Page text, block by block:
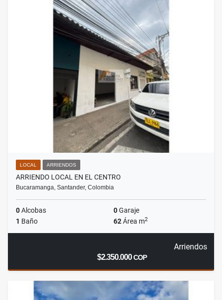
LOCAL ARRIENDOS
ARRIENDO LOCAL EN EL CENTRO
Bucaramanga, Santander, Colombia
0Alcobas 0Garaje
1 Baño 62Área m2
Arriendos
$2.350.000COP